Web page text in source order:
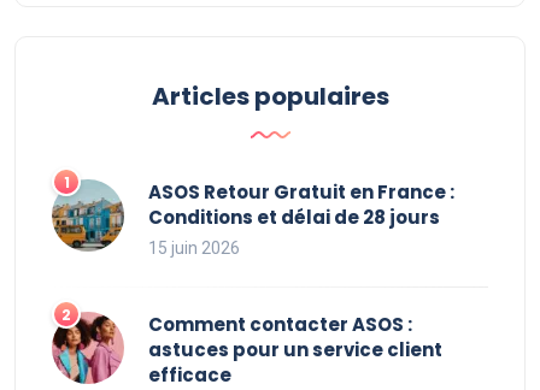
Articles populaires
ASOS Retour Gratuit en France :
Conditions et délai de 28 jours
15 juin 2026
Comment contacter ASOS :
astuces pour un service client
efficace